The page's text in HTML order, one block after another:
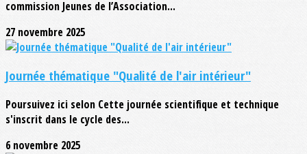
commission Jeunes de l’Association...
27 novembre 2025
Journée thématique "Qualité de l'air intérieur"
Poursuivez ici selon Cette journée scientifique et technique
s'inscrit dans le cycle des...
6 novembre 2025